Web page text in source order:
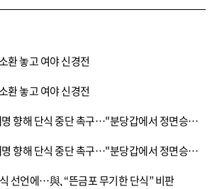
환 놓고 여야 신경전
환 놓고 여야 신경전
安, 단식 중인 이재명 향해 단식 중단 촉구…"분당갑에서 정면승부하자"
安, 단식 중인 이재명 향해 단식 중단 촉구…"분당갑에서 정면승부하자"
선언에…與, “뜬금포 무기한 단식” 비판